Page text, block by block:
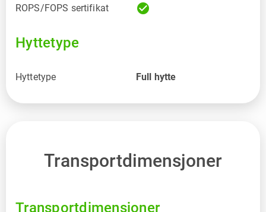
ROPS/FOPS sertifikat check_circle
Hyttetype
Hyttetype Full hytte
Transportdimensjoner
Transportdimensjoner